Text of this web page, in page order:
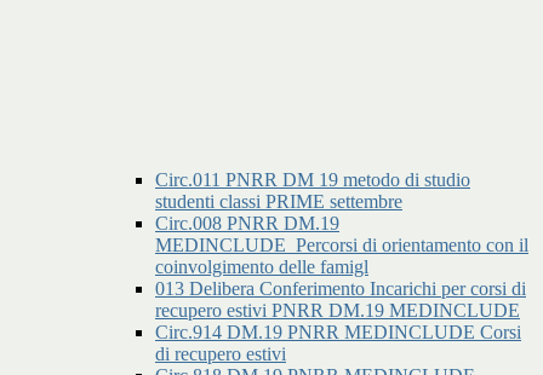
Circ.011 PNRR DM 19 metodo di studio
studenti classi PRIME settembre
Circ.008 PNRR DM.19
MEDINCLUDE_Percorsi di orientamento con il
coinvolgimento delle famigl
013 Delibera Conferimento Incarichi per corsi di
recupero estivi PNRR DM.19 MEDINCLUDE
Circ.914 DM.19 PNRR MEDINCLUDE Corsi
di recupero estivi